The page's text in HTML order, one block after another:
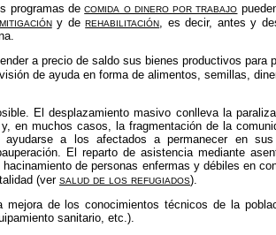
programas decomida o dinero por trabajo
mitigacióny derehabilitación, es decir, antes y
a precio de saldo sus bienes productivos para
de ayuda en forma de alimentos, semillas,
El desplazamiento masivo conlleva la
en muchos casos, la fragmentación de la
a los afectados a permanecer en
El reparto de asistencia mediante
de personas enfermas y débiles en
(ver salud de los refugiados).
de los conocimientos técnicos de la
sanitario, etc.).